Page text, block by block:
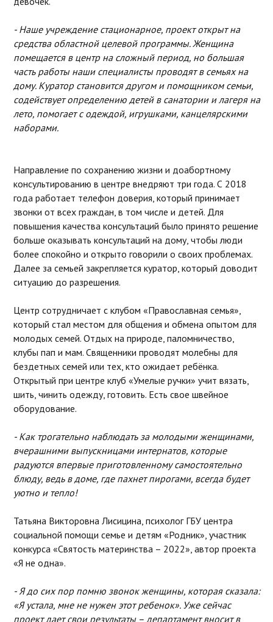
- Наше учреждение стационарное, проект открыт на
средства областной целевой программы. Женщина
помещается в центр на сложный период, но большая
часть работы наши специалисты проводят в семьях на
дому. Куратор становится другом и помощником семьи,
содействует определению детей в санатории и лагеря на
лето, помогает с одеждой, игрушками, канцелярскими
наборами.
Направление по сохранению жизни и доабортному
консультированию в центре внедряют три года. С 2018
года работает телефон доверия, который принимает
звонки от всех граждан, в том числе и детей. Для
повышения качества консультаций было принято решение
больше оказывать консультаций на дому, чтобы люди
более спокойно и открыто говорили о своих проблемах.
Далее за семьей закрепляется куратор, который доводит
ситуацию до разрешения.
Центр сотрудничает с клубом «Православная семья»,
который стал местом для общения и обмена опытом для
молодых семей. Отдых на природе, паломничество,
клубы пап и мам. Священники проводят молебны для
бездетных семей или тех, кто ожидает ребёнка.
Открытый при центре клуб «Умелые ручки» учит вязать,
шить, чинить одежду, готовить. Есть свое швейное
оборудование.
- Как трогательно наблюдать за молодыми женщинами,
вчерашними выпускницами интернатов, которые
радуются впервые приготовленному самостоятельно
блюду, ведь в доме, где пахнет пирогами, всегда будет
уютно и тепло!
Татьяна Викторовна Лисицина, психолог ГБУ центра
социальной помощи семье и детям «Родник», участник
конкурса «Святость материнства – 2022», автор проекта
«Я не одна».
- Я до сих пор помню звонок женщины, которая сказала:
«Я устала, мне не нужен этот ребенок». Уже сейчас
проект дает свои результаты – департамент вносит в